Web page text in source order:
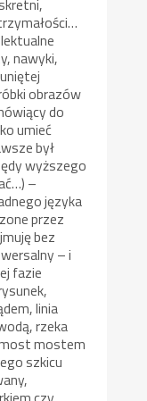
nawyki,
obrazów
do
umieć
był
wyższego
–
języka
przez
bez
– i
fazie
linia
rzeka
mostem
szkicu